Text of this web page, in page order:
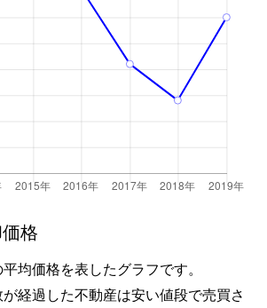
格
均価格を表したグラフです。
経過した不動産は安い値段で売買さ